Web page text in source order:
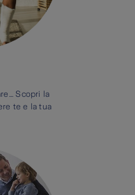
Scopri la
te e la tua